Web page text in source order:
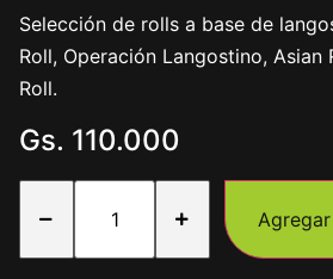
Selección de rolls a base de
Roll, Operación Langostino,
Roll.
Gs. 110.000